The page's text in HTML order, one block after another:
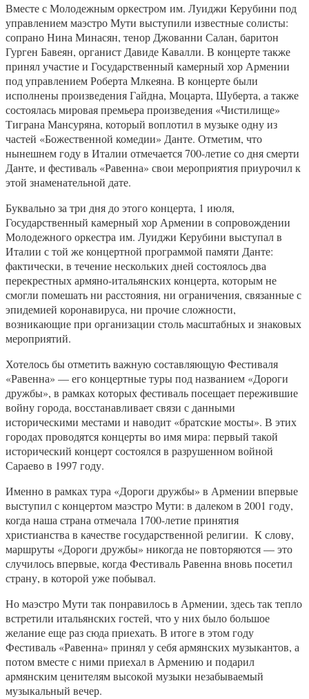
Вместе с Молодежным оркестром им. Луиджи Керубини под
управлением маэстро Мути выступили известные солисты:
сопрано Нина Минасян, тенор Джованни Салан, баритон
Гурген Бавеян, органист Давиде Кавалли. В концерте также
принял участие и Государственный камерный хор Армении
под управлением Роберта Млкеяна. В концерте были
исполнены произведения Гайдна, Моцарта, Шуберта, а также
состоялась мировая премьера произведения «Чистилище»
Тиграна Мансуряна, который воплотил в музыке одну из
частей «Божественной комедии» Данте. Отметим, что
нынешнем году в Италии отмечается 700-летие со дня смерти
Данте, и фестиваль «Равенна» свои мероприятия приурочил к
этой знаменательной дате.
Буквально за три дня до этого концерта, 1 июля,
Государственный камерный хор Армении в сопровождении
Молодежного оркестра им. Луиджи Керубини выступал в
Италии с той же концертной программой памяти Данте:
фактически, в течение нескольких дней состоялось два
перекрестных армяно-итальянских концерта, которым не
смогли помешать ни расстояния, ни ограничения, связанные с
эпидемией коронавируса, ни прочие сложности,
возникающие при организации столь масштабных и знаковых
мероприятий.
Хотелось бы отметить важную составляющую Фестиваля
«Равенна» — его концертные туры под названием «Дороги
дружбы», в рамках которых фестиваль посещает пережившие
войну города, восстанавливает связи с данными
историческими местами и наводит «братские мосты». В этих
городах проводятся концерты во имя мира: первый такой
исторический концерт состоялся в разрушенном войной
Сараево в 1997 году.
Именно в рамках тура «Дороги дружбы» в Армении впервые
выступил с концертом маэстро Мути: в далеком в 2001 году,
когда наша страна отмечала 1700-летие принятия
христианства в качестве государственной религии. К слову,
маршруты «Дороги дружбы» никогда не повторяются — это
случилось впервые, когда Фестиваль Равенна вновь посетил
страну, в которой уже побывал.
Но маэстро Мути так понравилось в Армении, здесь так тепло
встретили итальянских гостей, что у них было большое
желание еще раз сюда приехать. В итоге в этом году
Фестиваль «Равенна» принял у себя армянских музыкантов, а
потом вместе с ними приехал в Армению и подарил
армянским ценителям высокой музыки незабываемый
музыкальный вечер.